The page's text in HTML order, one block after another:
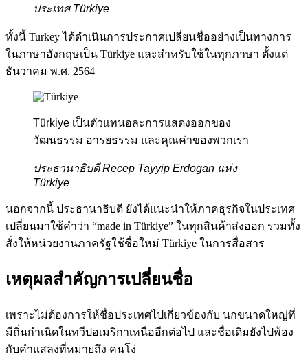
ประเทศ Türkiye
ทั้งนี้ Turkey ได้ดำเนินการประกาศเปลี่ยนชื่ออย่างเป็นทางการ
ในภาษาอังกฤษเป็น Türkiye และสำหรับใช้ในทุกภาษา ตั้งแต่
ธันวาคม พ.ศ. 2564
Türkiye เป็นตัวแทนอละการแสดงออกของ
วัฒนธรรม อารยธรรม และคุณค่าของพวกเรา
ประธานาธิบดี Recep Tayyip Erdogan แห่ง
Türkiye
นอกจากนี้ ประธานาธิบดี ยังได้แนะนำให้ภาคธุรกิจในประเทศ
เปลี่ยนมาใช้คำว่า “made in Türkiye” ในทุกสินค้าส่งออก รวมทั้ง
สั่งให้หน่วยงานภาครัฐใช้ชื่อใหม่ Türkiye ในการสื่อสาร
เหตุผลสำคัญการเปลี่ยนชื่อ
เพราะไม่ต้องการให้ชื่อประเทศไปเกี่ยวข้องกับ นกขนาดใหญ่ที่
มีถิ่นกำเนิดในทวีปอเมริกาเหนืออีกต่อไป และชื่อเดิมยังไปพ้อง
กับคำแสลงที่หมายถึง คนโง่